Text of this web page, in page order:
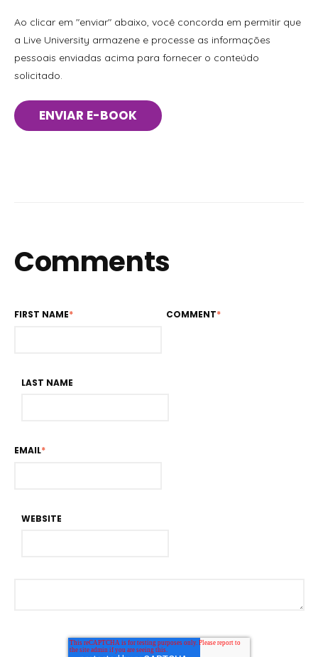
Ao clicar em "enviar" abaixo, você concorda em permitir que
a Live University armazene e processe as informações
pessoais enviadas acima para fornecer o conteúdo
solicitado.
Comments
FIRST NAME*
LAST NAME
EMAIL*
WEBSITE
COMMENT*